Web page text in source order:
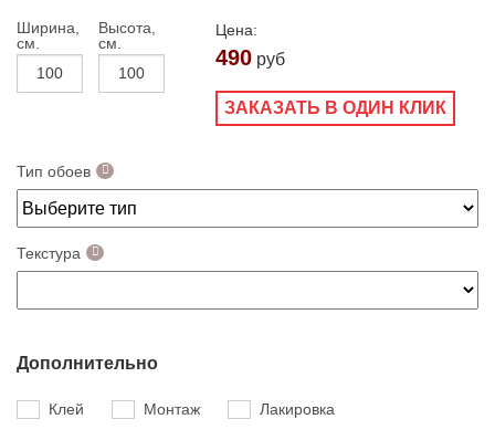
Ширина,
см.
Высота,
см.
Цена:
490 руб
ЗАКАЗАТЬ В ОДИН КЛИК
Тип обоев
Текстура
Дополнительно
Клей Монтаж Лакировка